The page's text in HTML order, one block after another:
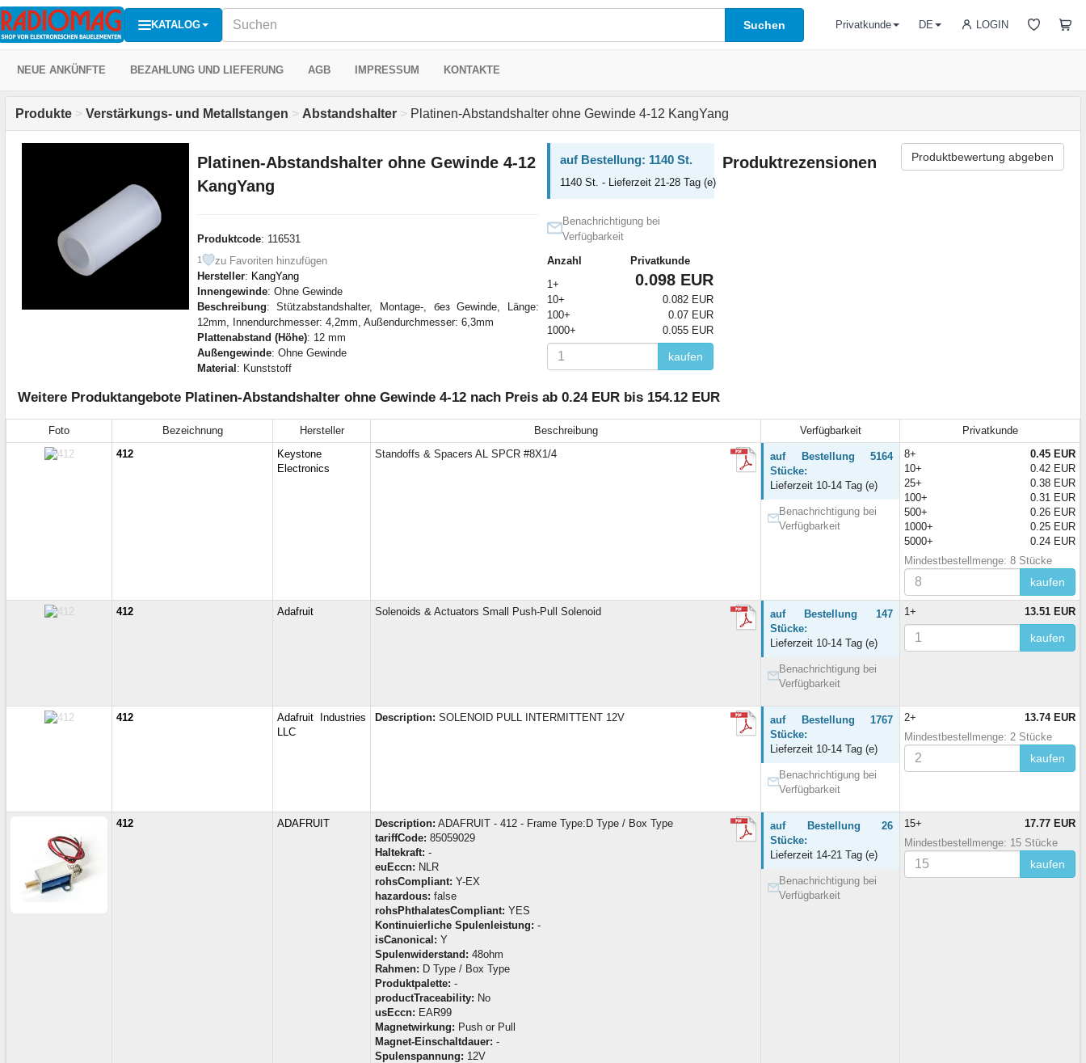
KATALOG Suchen LOGIN
Privatkunde DE
NEUE ANKÜNFTE BEZAHLUNG UND LIEFERUNG AGB IMPRESSUM KONTAKTE
Produkte > Verstärkungs- und Metallstangen > Abstandshalter > Platinen-Abstandshalter ohne Gewinde 4-12 KangYang
Platinen-Abstandshalter ohne Gewinde 4-12
KangYang
Produktcode: 116531
1
zu Favoriten hinzufügen
Hersteller: KangYang
Innengewinde: Ohne Gewinde
Beschreibung: Stützabstandshalter, Montage-, без Gewinde, Länge:
12mm, Innendurchmesser: 4,2mm, Außendurchmesser: 6,3mm
Plattenabstand (Höhe): 12 mm
Außengewinde: Ohne Gewinde
Material : Kunststoff
auf Bestellung: 1140 St.
1140 St. - Lieferzeit 21-28 Tag (e)
Benachrichtigung bei
Verfügbarkeit
Anzahl
Privatkunde
1+
0.098 EUR
10+
0.082 EUR
100+
0.07 EUR
1000+
0.055 EUR
kaufen
Produktrezensionen Produktbewertung abgeben
Weitere Produktangebote Platinen-Abstandshalter ohne Gewinde 4-12 nach Preis ab 0.24 EUR bis 154.12 EUR
Foto Bezeichnung Hersteller Beschreibung Verfügbarkeit
Privatkunde
412
Keystone
Electronics
Standoffs & Spacers AL SPCR #8X1/4
auf Bestellung 5164
Stücke:
Lieferzeit 10-14 Tag (e)
Benachrichtigung bei
Verfügbarkeit
8+
0.45 EUR
10+
0.42 EUR
25+
0.38 EUR
100+
0.31 EUR
500+
0.26 EUR
1000+
0.25 EUR
5000+
0.24 EUR
Mindestbestellmenge: 8 Stücke
kaufen
412 Adafruit Solenoids & Actuators Small Push-Pull Solenoid
auf Bestellung 147
Stücke:
Lieferzeit 10-14 Tag (e)
Benachrichtigung bei
Verfügbarkeit
1+ 13.51 EUR
kaufen
412
Adafruit Industries
LLC
Description: SOLENOID PULL INTERMITTENT 12V
auf Bestellung 1767
Stücke:
Lieferzeit 10-14 Tag (e)
Benachrichtigung bei
Verfügbarkeit
2+
13.74 EUR
Mindestbestellmenge: 2 Stücke
kaufen
412 ADAFRUIT Description: ADAFRUIT - 412 - Frame Type:D Type / Box Type
tariffCode: 85059029
Haltekraft: -
euEccn: NLR
rohsCompliant: Y-EX
hazardous: false
rohsPhthalatesCompliant: YES
Kontinuierliche Spulenleistung: -
isCanonical: Y
Spulenwiderstand: 48ohm
Rahmen: D Type / Box Type
Produktpalette: -
productTraceability: No
usEccn: EAR99
Magnetwirkung: Push or Pull
Magnet-Einschaltdauer: -
Spulenspannung: 12V
auf Bestellung 26
Stücke:
Lieferzeit 14-21 Tag (e)
Benachrichtigung bei
Verfügbarkeit
15+
17.77 EUR
Mindestbestellmenge: 15 Stücke
kaufen